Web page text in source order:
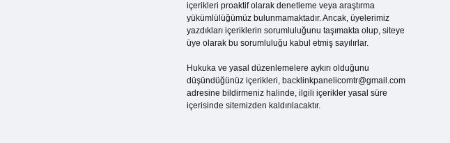
içerikleri proaktif olarak denetleme veya araştırma
yükümlülüğümüz bulunmamaktadır. Ancak, üyelerimiz
yazdıkları içeriklerin sorumluluğunu taşımakta olup, siteye
üye olarak bu sorumluluğu kabul etmiş sayılırlar.
Hukuka ve yasal düzenlemelere aykırı olduğunu
düşündüğünüz içerikleri, backlinkpanelicomtr@gmail.com
adresine bildirmeniz halinde, ilgili içerikler yasal süre
içerisinde sitemizden kaldırılacaktır.